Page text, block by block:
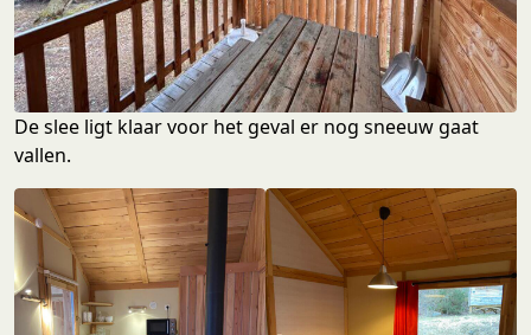
De slee ligt klaar voor het geval er nog sneeuw gaat
vallen.